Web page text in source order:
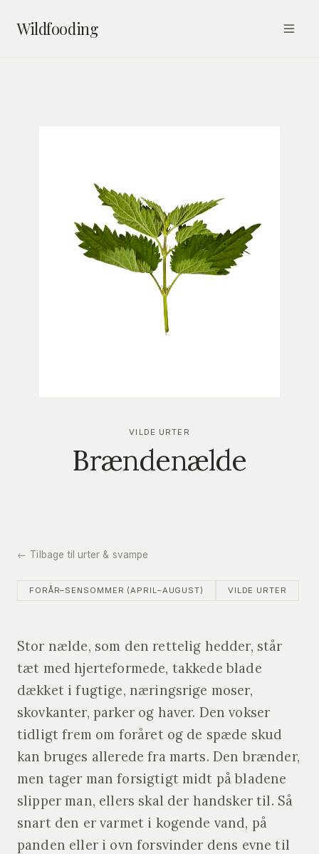
Wildfooding
VILDE URTER
Brændenælde
← Tilbage til urter & svampe
FORÅR–SENSOMMER (APRIL–AUGUST) VILDE URTER
Stor nælde, som den rettelig hedder, står
tæt med hjerteformede, takkede blade
dækket i fugtige, næringsrige moser,
skovkanter, parker og haver. Den vokser
tidligt frem om foråret og de spæde skud
kan bruges allerede fra marts. Den brænder,
men tager man forsigtigt midt på bladene
slipper man, ellers skal der handsker til. Så
snart den er varmet i kogende vand, på
panden eller i ovn forsvinder dens evne til